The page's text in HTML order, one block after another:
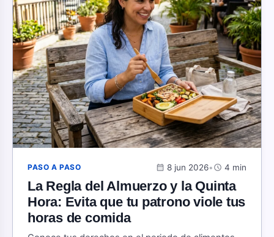
PASO A PASO calendar_month 8 jun 2026•schedule 4 min
La Regla del Almuerzo y la Quinta
Hora: Evita que tu patrono viole tus
horas de comida